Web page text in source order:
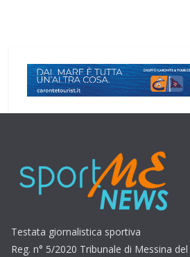
Testata giornalistica sportiva
Reg. n° 5/2020 Tribunale di Messina